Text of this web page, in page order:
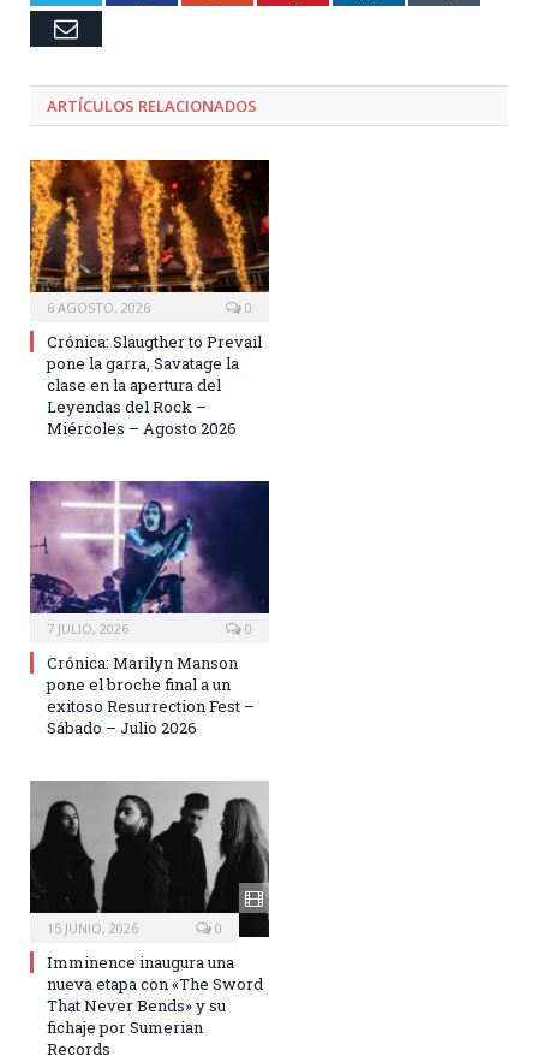
Email
ARTÍCULOS RELACIONADOS
6 AGOSTO, 2026 0
Crónica: Slaugther to Prevail
pone la garra, Savatage la
clase en la apertura del
Leyendas del Rock –
Miércoles – Agosto 2026
7 JULIO, 2026 0
Crónica: Marilyn Manson
pone el broche final a un
exitoso Resurrection Fest –
Sábado – Julio 2026
15 JUNIO, 2026 0
Imminence inaugura una
nueva etapa con «The Sword
That Never Bends» y su
fichaje por Sumerian
Records